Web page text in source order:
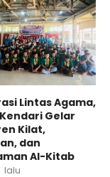
Lintas Agama,
Kendari Gelar
Kilat,
dan
Al-Kitab
lalu